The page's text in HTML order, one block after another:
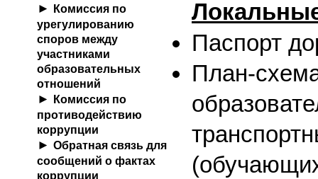
Комиссия по
урегулированию
споров между
участниками
образовательных
отношений
Комиссия по
противодействию
коррупции
Обратная связь для
сообщений о фактах
коррупции
Паспорт
План-